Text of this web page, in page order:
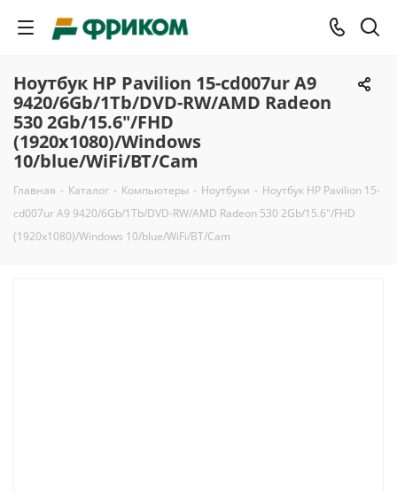
Ноутбук HP Pavilion 15-cd007ur A9
9420/6Gb/1Tb/DVD-RW/AMD Radeon
530 2Gb/15.6"/FHD
(1920x1080)/Windows
10/blue/WiFi/BT/Cam
Главная - Каталог - Компьютеры - Ноутбуки - Ноутбук HP Pavilion 15-
cd007ur A9 9420/6Gb/1Tb/DVD-RW/AMD Radeon 530 2Gb/15.6"/FHD
(1920x1080)/Windows 10/blue/WiFi/BT/Cam